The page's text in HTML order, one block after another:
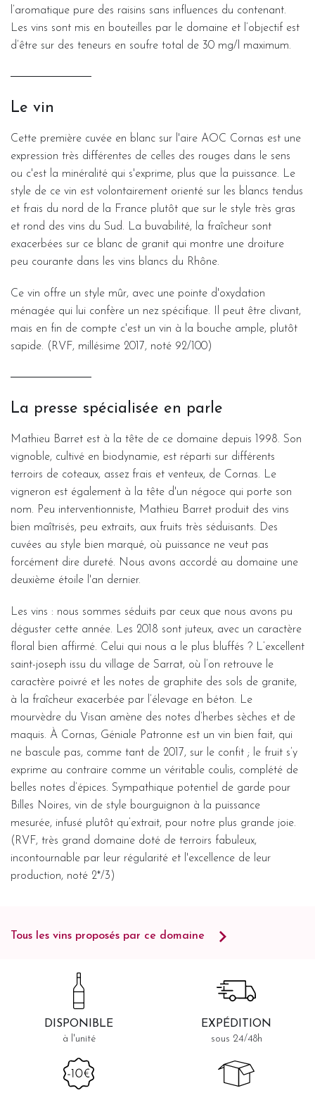
l’aromatique pure des raisins sans influences du contenant.
Les vins sont mis en bouteilles par le domaine et l’objectif est
d’être sur des teneurs en soufre total de 30 mg/l maximum.
Le vin
Cette première cuvée en blanc sur l'aire AOC Cornas est une
expression très différentes de celles des rouges dans le sens
ou c'est la minéralité qui s'exprime, plus que la puissance. Le
style de ce vin est volontairement orienté sur les blancs tendus
et frais du nord de la France plutôt que sur le style très gras
et rond des vins du Sud. La buvabilité, la fraîcheur sont
exacerbées sur ce blanc de granit qui montre une droiture
peu courante dans les vins blancs du Rhône.
Ce vin offre un style mûr, avec une pointe d'oxydation
ménagée qui lui confère un nez spécifique. Il peut être clivant,
mais en fin de compte c'est un vin à la bouche ample, plutôt
sapide. (RVF, millésime 2017, noté 92/100)
La presse spécialisée en parle
Mathieu Barret est à la tête de ce domaine depuis 1998. Son
vignoble, cultivé en biodynamie, est réparti sur différents
terroirs de coteaux, assez frais et venteux, de Cornas. Le
vigneron est également à la tête d'un négoce qui porte son
nom. Peu interventionniste, Mathieu Barret produit des vins
bien maîtrisés, peu extraits, aux fruits très séduisants. Des
cuvées au style bien marqué, où puissance ne veut pas
forcément dire dureté. Nous avons accordé au domaine une
deuxième étoile l'an dernier.
Les vins : nous sommes séduits par ceux que nous avons pu
déguster cette année. Les 2018 sont juteux, avec un caractère
floral bien affirmé. Celui qui nous a le plus bluffés ? L’excellent
saint-joseph issu du village de Sarrat, où l’on retrouve le
caractère poivré et les notes de graphite des sols de granite,
à la fraîcheur exacerbée par l’élevage en béton. Le
mourvèdre du Visan amène des notes d’herbes sèches et de
maquis. À Cornas, Géniale Patronne est un vin bien fait, qui
ne bascule pas, comme tant de 2017, sur le confit ; le fruit s’y
exprime au contraire comme un véritable coulis, complété de
belles notes d’épices. Sympathique potentiel de garde pour
Billes Noires, vin de style bourguignon à la puissance
mesurée, infusé plutôt qu’extrait, pour notre plus grande joie.
(RVF, très grand domaine doté de terroirs fabuleux,
incontournable par leur régularité et l'excellence de leur
production, noté 2*/3)
Tous les vins proposés par ce domaine
DISPONIBLE
à l'unité
EXPÉDITION
sous 24/48h